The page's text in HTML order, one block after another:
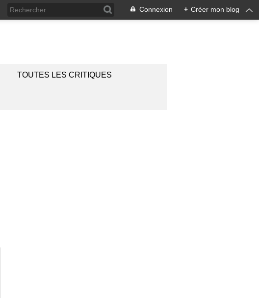
Connexion + Créer mon blog
TOUTES LES CRITIQUES